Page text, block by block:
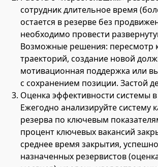
сотрудник длительное время
остается в резерве без
необходимо провести
Возможные решения: пересмотр
траекторий, создание новой
мотивационная поддержка или
с сохранением позиции. Застой
Оценка эффективности системы
Ежегодно анализируйте систему
резерва по ключевым
процент ключевых вакансий
среднее время закрытия,
назначенных резервистов